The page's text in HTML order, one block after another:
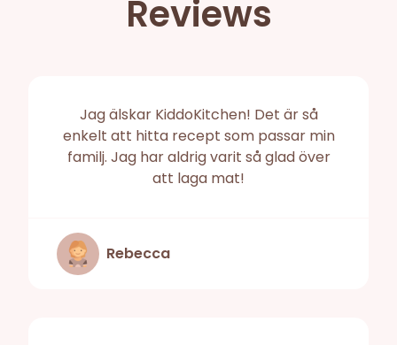
Reviews
Jag älskar KiddoKitchen! Det är så
enkelt att hitta recept som passar min
familj. Jag har aldrig varit så glad över
att laga mat!
Rebecca